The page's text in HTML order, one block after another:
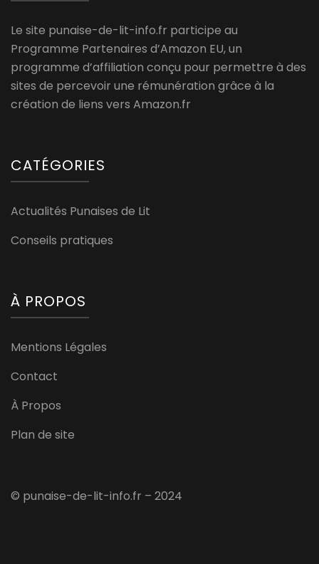
Le site punaise-de-lit-info.fr participe au
Programme Partenaires d’Amazon EU, un
programme d’affiliation conçu pour permettre à des
sites de percevoir une rémunération grâce à la
création de liens vers Amazon.fr
CATÉGORIES
Actualités Punaises de Lit
Conseils pratiques
À PROPOS
Mentions Légales
Contact
À Propos
Plan de site
© punaise-de-lit-info.fr – 2024